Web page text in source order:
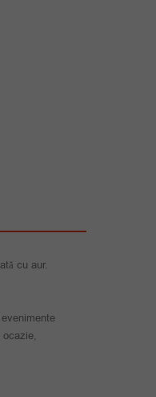
cu aur.